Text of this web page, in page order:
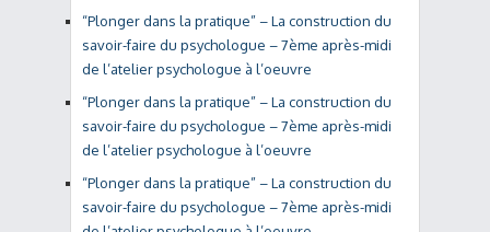
“Plonger dans la pratique” – La construction du
savoir-faire du psychologue – 7ème après-midi
de l’atelier psychologue à l’oeuvre
“Plonger dans la pratique” – La construction du
savoir-faire du psychologue – 7ème après-midi
de l’atelier psychologue à l’oeuvre
“Plonger dans la pratique” – La construction du
savoir-faire du psychologue – 7ème après-midi